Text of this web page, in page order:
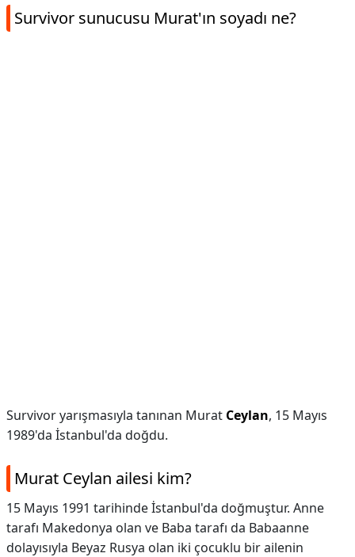
Survivor sunucusu Murat'ın soyadı ne?
Survivor yarışmasıyla tanınan Murat Ceylan, 15 Mayıs
1989'da İstanbul'da doğdu.
Murat Ceylan ailesi kim?
15 Mayıs 1991 tarihinde İstanbul'da doğmuştur. Anne
tarafı Makedonya olan ve Baba tarafı da Babaanne
dolayısıyla Beyaz Rusya olan iki çocuklu bir ailenin